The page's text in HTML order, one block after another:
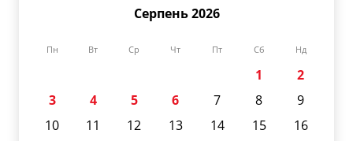
Серпень 2026
Пн Вт Ср Чт Пт Сб Нд
1
2
3
4 5 6 7 8
9
10
11 12 13 14 15
16